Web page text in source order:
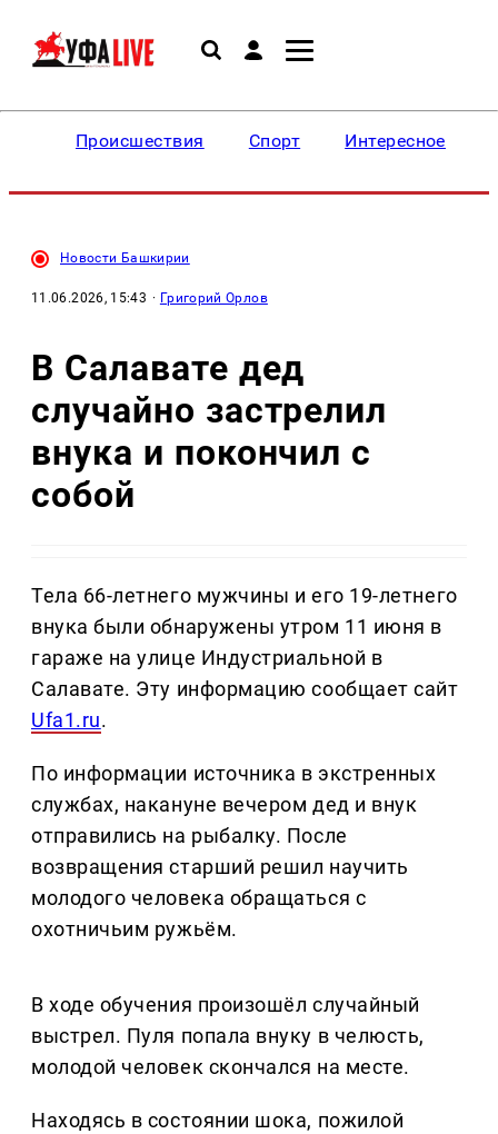
Происшествия Спорт Интересное
Новости Башкирии
11.06.2026, 15:43 · Григорий Орлов
В Салавате дед
случайно застрелил
внука и покончил с
собой
Тела 66-летнего мужчины и его 19-летнего
внука были обнаружены утром 11 июня в
гараже на улице Индустриальной в
Салавате. Эту информацию сообщает сайт
Ufa1.ru.
По информации источника в экстренных
службах, накануне вечером дед и внук
отправились на рыбалку. После
возвращения старший решил научить
молодого человека обращаться с
охотничьим ружьём.
В ходе обучения произошёл случайный
выстрел. Пуля попала внуку в челюсть,
молодой человек скончался на месте.
Находясь в состоянии шока, пожилой